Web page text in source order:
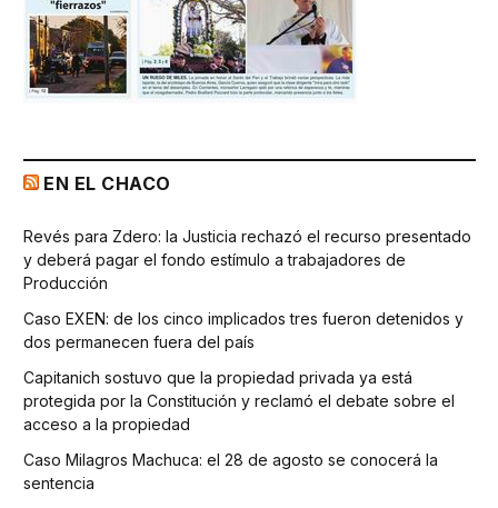
EN EL CHACO
Revés para Zdero: la Justicia rechazó el recurso presentado
y deberá pagar el fondo estímulo a trabajadores de
Producción
Caso EXEN: de los cinco implicados tres fueron detenidos y
dos permanecen fuera del país
Capitanich sostuvo que la propiedad privada ya está
protegida por la Constitución y reclamó el debate sobre el
acceso a la propiedad
Caso Milagros Machuca: el 28 de agosto se conocerá la
sentencia